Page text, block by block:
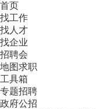
首页
找工作
找人才
找企业
招聘会
地图求职
工具箱
专题招聘
政府公招